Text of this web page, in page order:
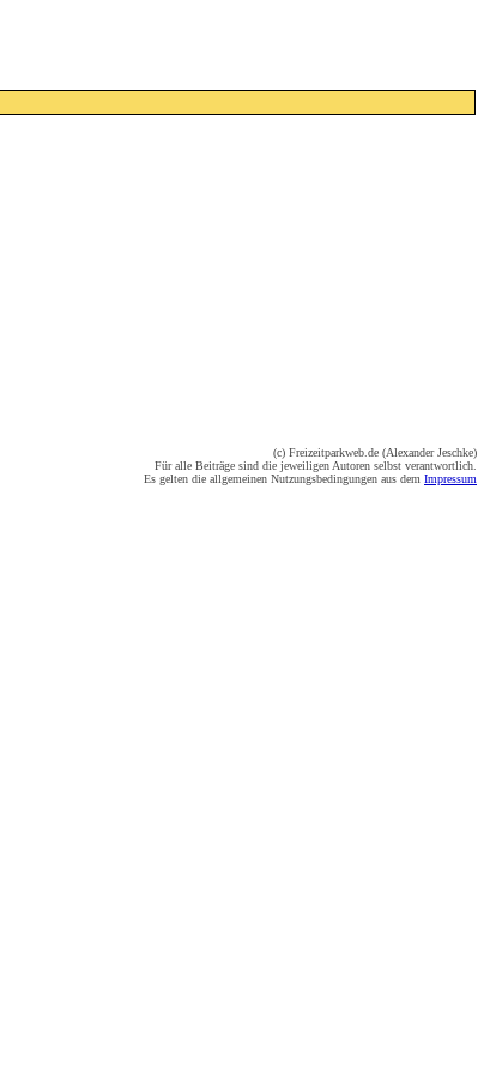
(c) Freizeitparkweb.de (Alexander Jeschke)
Für alle Beiträge sind die jeweiligen Autoren selbst verantwortlich.
Es gelten die allgemeinen Nutzungsbedingungen aus dem Impressum